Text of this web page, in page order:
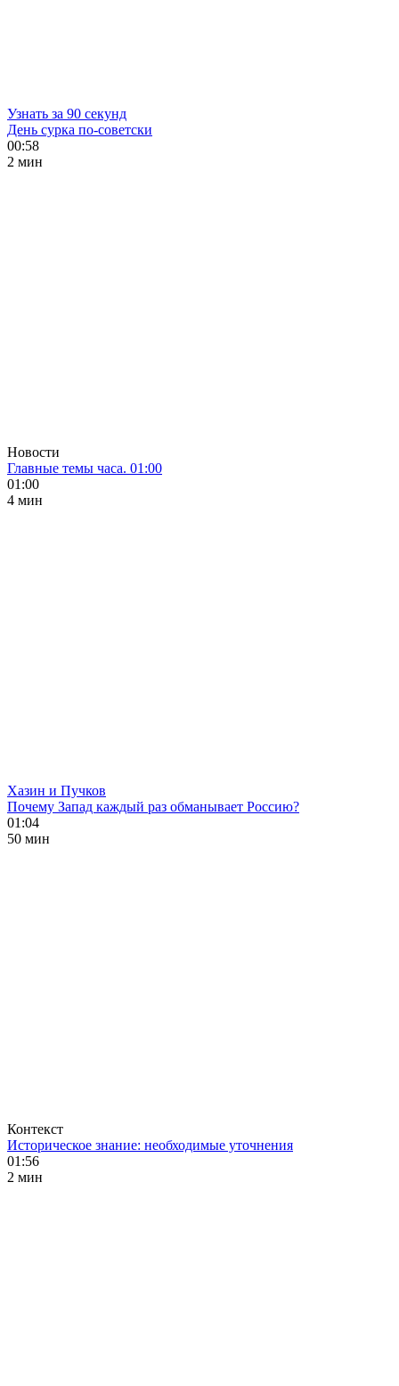
Узнать за 90 секунд
День сурка по-советски
00:58
2 мин
Новости
Главные темы часа. 01:00
01:00
4 мин
Хазин и Пучков
Почему Запад каждый раз обманывает Россию?
01:04
50 мин
Контекст
Историческое знание: необходимые уточнения
01:56
2 мин